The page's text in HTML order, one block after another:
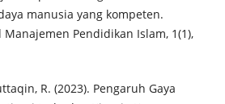
manusia yang kompeten.
Pendidikan Islam, 1(1),
R. (2023). Pengaruh Gaya